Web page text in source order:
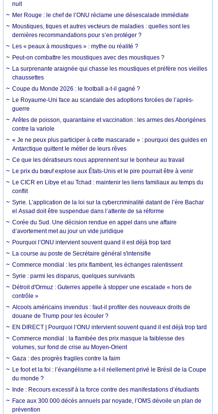
nuit
Mer Rouge : le chef de l’ONU réclame une désescalade immédiate
Moustiques, tiques et autres vecteurs de maladies : quelles sont les
dernières recommandations pour s’en protéger ?
Les « peaux à moustiques » : mythe ou réalité ?
Peut-on combattre les moustiques avec des moustiques ?
La surprenante araignée qui chasse les moustiques et préfère nos vieilles
chaussettes
Coupe du Monde 2026 : le football a-t-il gagné ?
Le Royaume-Uni face au scandale des adoptions forcées de l’après-
guerre
Arêtes de poisson, quarantaine et vaccination : les armes des Aborigènes
contre la variole
« Je ne peux plus participer à cette mascarade » : pourquoi des guides en
Antarctique quittent le métier de leurs rêves
Ce que les dératiseurs nous apprennent sur le bonheur au travail
Le prix du bœuf explose aux États-Unis et le pire pourrait être à venir
Le CICR en Libye et au Tchad : maintenir les liens familiaux au temps du
conflit
Syrie. L’application de la loi sur la cybercriminalité datant de l’ère Bachar
el Assad doit être suspendue dans l’attente de sa réforme
Corée du Sud. Une décision rendue en appel dans une affaire
d’avortement met au jour un vide juridique
Pourquoi l’ONU intervient souvent quand il est déjà trop tard
La course au poste de Secrétaire général s'intensifie
Commerce mondial : les prix flambent, les échanges ralentissent
Syrie : parmi les disparus, quelques survivants
Détroit d'Ormuz : Guterres appelle à stopper une escalade « hors de
contrôle »
Alcools américains invendus : faut-il profiter des nouveaux droits de
douane de Trump pour les écouler ?
EN DIRECT | Pourquoi l’ONU intervient souvent quand il est déjà trop tard
Commerce mondial : la flambée des prix masque la faiblesse des
volumes, sur fond de crise au Moyen-Orient
Gaza : des progrès fragiles contre la faim
Le foot et la foi : l’évangélisme a-t-il réellement privé le Brésil de la Coupe
du monde ?
Inde : Recours excessif à la force contre des manifestations d’étudiants
Face aux 300 000 décès annuels par noyade, l’OMS dévoile un plan de
prévention